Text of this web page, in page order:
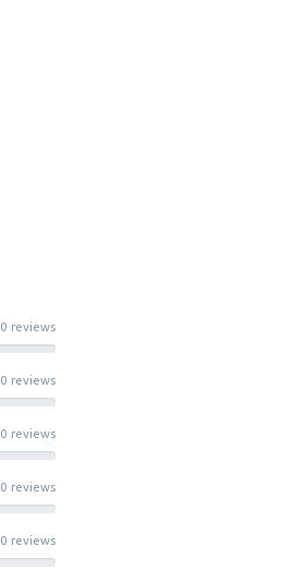
0 reviews
0 reviews
0 reviews
0 reviews
0 reviews